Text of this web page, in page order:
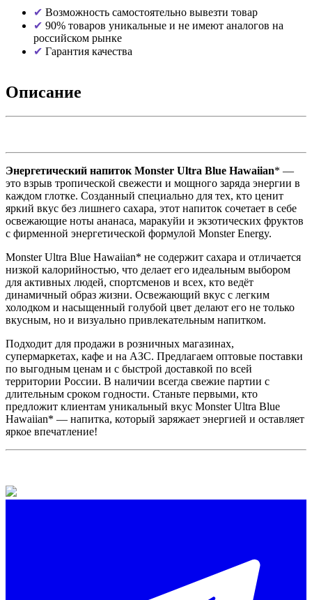
Возможность самостоятельно вывезти товар
90% товаров уникальные и не имеют аналогов на
российском рынке
Гарантия качества
Описание
Энергетический напиток Monster Ultra Blue Hawaiian* —
это взрыв тропической свежести и мощного заряда энергии в
каждом глотке. Созданный специально для тех, кто ценит
яркий вкус без лишнего сахара, этот напиток сочетает в себе
освежающие ноты ананаса, маракуйи и экзотических фруктов
с фирменной энергетической формулой Monster Energy.
Monster Ultra Blue Hawaiian* не содержит сахара и отличается
низкой калорийностью, что делает его идеальным выбором
для активных людей, спортсменов и всех, кто ведёт
динамичный образ жизни. Освежающий вкус с легким
холодком и насыщенный голубой цвет делают его не только
вкусным, но и визуально привлекательным напитком.
Подходит для продажи в розничных магазинах,
супермаркетах, кафе и на АЗС. Предлагаем оптовые поставки
по выгодным ценам и с быстрой доставкой по всей
территории России. В наличии всегда свежие партии с
длительным сроком годности. Станьте первыми, кто
предложит клиентам уникальный вкус Monster Ultra Blue
Hawaiian* — напитка, который заряжает энергией и оставляет
яркое впечатление!